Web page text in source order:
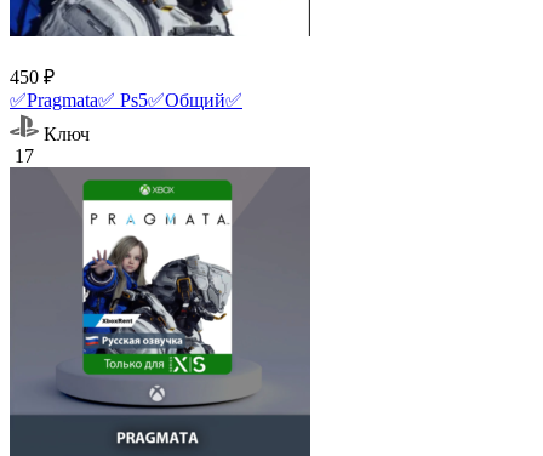
450 ₽
✅Pragmata✅ Ps5✅Общий✅
Ключ
17